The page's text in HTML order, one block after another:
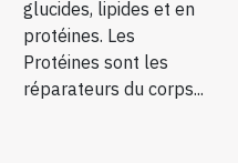
glucides, lipides et en
protéines. Les
Protéines sont les
réparateurs du corps...